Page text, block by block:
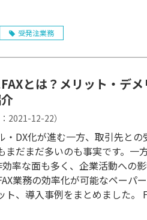
受発注業務
とは？メリット・デ
2021-12-22）
・DX化が進む一方、取引先との
まだまだ多いのも事実です。一
効率な面も多く、企業活動への
業務の効率化が可能なペーパ
ト、導入事例をまとめました。
検討する際の参考に、ぜひご覧